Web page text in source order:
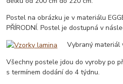
Postel na obrázku je v materiálu
PŘÍRODNÍ. Postel je dostupná v
Vybraný materiál
Všechny postele jdou do vyroby po
s termínem dodání do 4 týdnu.